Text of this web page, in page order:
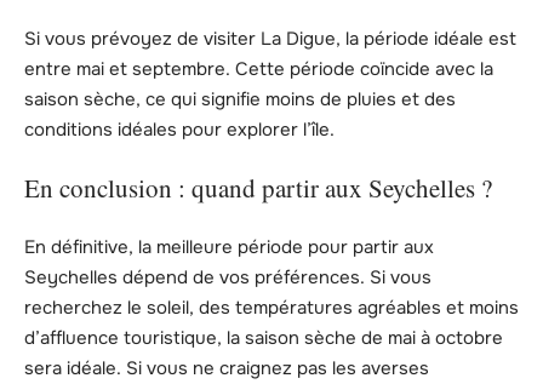
Si vous prévoyez de visiter La Digue, la période idéale est
entre mai et septembre. Cette période coïncide avec la
saison sèche, ce qui signifie moins de pluies et des
conditions idéales pour explorer l’île.
En conclusion : quand partir aux Seychelles ?
En définitive, la meilleure période pour partir aux
Seychelles dépend de vos préférences. Si vous
recherchez le soleil, des températures agréables et moins
d’affluence touristique, la saison sèche de mai à octobre
sera idéale. Si vous ne craignez pas les averses